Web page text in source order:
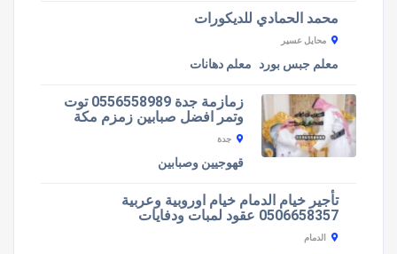
محمد الحمادي للديكورات
محايل عسير
معلم جبس بورد معلم دهانات
زمازمة جدة 0556558989 توت
وتمر افضل صبابين زمزم مكة
جدة
قهوجيين وصبابين
تأجير خيام الدمام خيام اوروبية وعربية
0506658357 عقود لمبات ودفايات
الدمام